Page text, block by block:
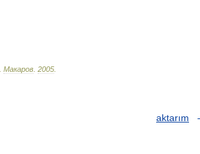
Макаров 2005
aktarım